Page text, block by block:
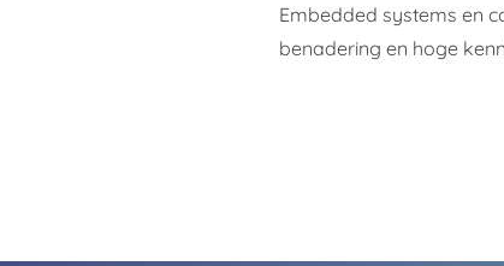
Embedded systems en
benadering en hoge